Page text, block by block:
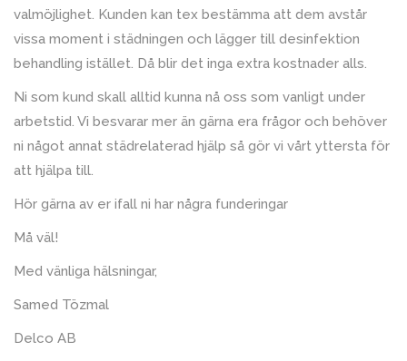
valmöjlighet. Kunden kan tex bestämma att dem avstår
vissa moment i städningen och lägger till desinfektion
behandling istället. Då blir det inga extra kostnader alls.
Ni som kund skall alltid kunna nå oss som vanligt under
arbetstid. Vi besvarar mer än gärna era frågor och behöver
ni något annat städrelaterad hjälp så gör vi vårt yttersta för
att hjälpa till.
Hör gärna av er ifall ni har några funderingar
Må väl!
Med vänliga hälsningar,
Samed Tözmal
Delco AB